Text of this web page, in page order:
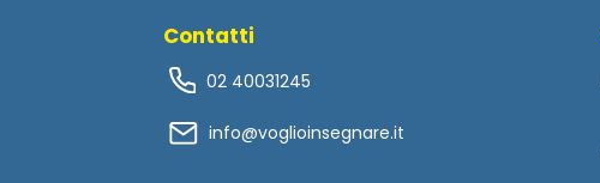
Contatti
02 40031245
info@voglioinsegnare.it